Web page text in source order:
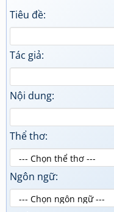
Tiêu đề:
Tác giả:
Nội dung:
Thể thơ:
Ngôn ngữ: